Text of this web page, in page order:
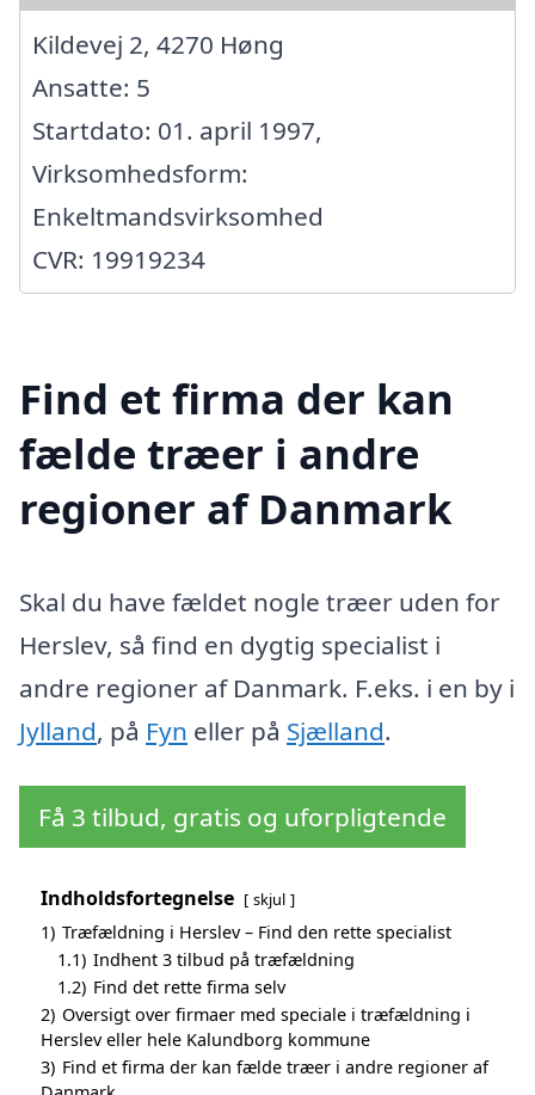
Kildevej 2, 4270 Høng
Ansatte: 5
Startdato: 01. april 1997,
Virksomhedsform:
Enkeltmandsvirksomhed
CVR: 19919234
Find et firma der kan
fælde træer i andre
regioner af Danmark
Skal du have fældet nogle træer uden for
Herslev, så find en dygtig specialist i
andre regioner af Danmark. F.eks. i en by i
Jylland, på Fyn eller på Sjælland.
Få 3 tilbud, gratis og uforpligtende
Indholdsfortegnelse skjul
1) Træfældning i Herslev – Find den rette specialist
1.1) Indhent 3 tilbud på træfældning
1.2) Find det rette firma selv
2) Oversigt over firmaer med speciale i træfældning i
Herslev eller hele Kalundborg kommune
3) Find et firma der kan fælde træer i andre regioner af